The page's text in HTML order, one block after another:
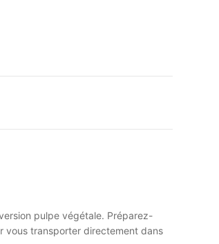
pulpe végétale. Préparez-
vous transporter directement dans